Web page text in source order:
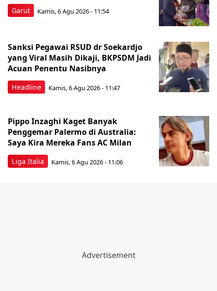
Garut Kamis, 6 Agu 2026 - 11:54
Headline
Sanksi Pegawai RSUD dr Soekardjo
yang Viral Masih Dikaji, BKPSDM Jadi
Acuan Penentu Nasibnya
Kamis, 6 Agu 2026 - 11:47
Liga Italia
Pippo Inzaghi Kaget Banyak
Penggemar Palermo di Australia:
Saya Kira Mereka Fans AC Milan
Kamis, 6 Agu 2026 - 11:06